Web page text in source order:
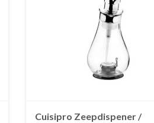
Cuisipro Zeepdispener /